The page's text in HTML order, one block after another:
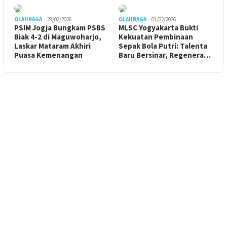
OLAHRAGA 28/02/2026
PSIM Jogja Bungkam PSBS
Biak 4-2 di Maguwoharjo,
Laskar Mataram Akhiri
Puasa Kemenangan
OLAHRAGA 01/02/2026
MLSC Yogyakarta Bukti
Kekuatan Pembinaan
Sepak Bola Putri: Talenta
Baru Bersinar, Regenera…